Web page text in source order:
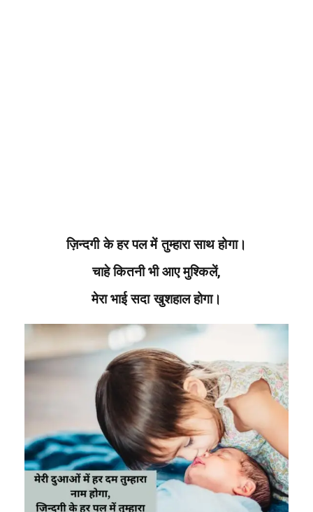
ज़िन्दगी के हर पल में तुम्हारा साथ होगा।
चाहे कितनी भी आए मुश्किलें,
मेरा भाई सदा खुशहाल होगा।